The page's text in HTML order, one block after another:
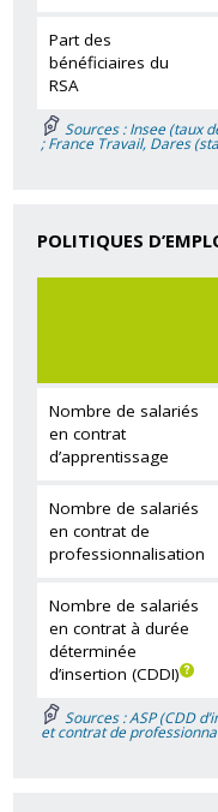
Part des
bénéficiaires du
RSA
Sources : Insee (taux
; France Travail, Dares
POLITIQUES
Nombre de salariés
en contrat
d’apprentissage
Nombre de salariés
en contrat de
professionnalisation
Nombre de salariés
en contrat à durée
déterminée
d’insertion (CDDI)
Sources : ASP (CDD
et contrat de